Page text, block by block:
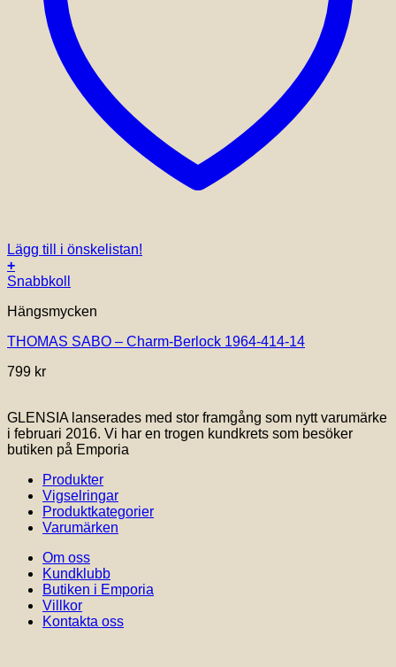
Lägg till i önskelistan!
+
Snabbkoll
Hängsmycken
THOMAS SABO – Charm-Berlock 1964-414-14
799 kr
GLENSIA lanserades med stor framgång som nytt varumärke
i februari 2016. Vi har en trogen kundkrets som besöker
butiken på Emporia
Produkter
Vigselringar
Produktkategorier
Varumärken
Om oss
Kundklubb
Butiken i Emporia
Villkor
Kontakta oss